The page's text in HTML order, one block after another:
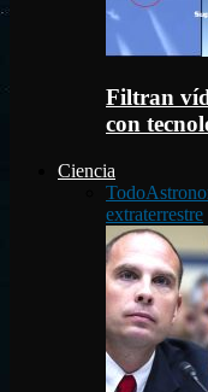
Filtran
con
Ciencia
Todo
extraterrestre